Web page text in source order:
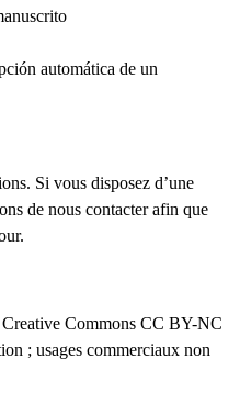
automática de un
Si vous disposez d’une
de nous contacter afin que
Creative Commons CC BY-NC
; usages commerciaux non